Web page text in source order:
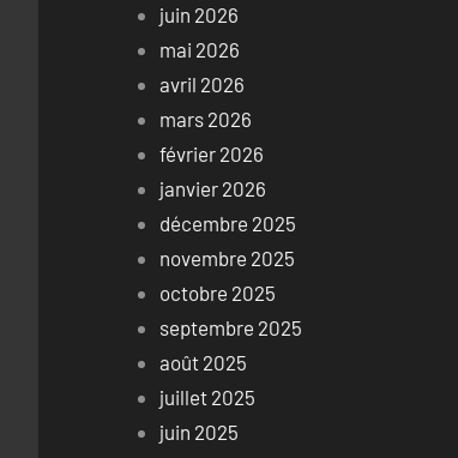
juin 2026
mai 2026
avril 2026
mars 2026
février 2026
janvier 2026
décembre 2025
novembre 2025
octobre 2025
septembre 2025
août 2025
juillet 2025
juin 2025